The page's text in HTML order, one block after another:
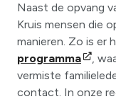
Naast de opvang
Kruis mensen die
manieren. Zo is er
programma
,
vermiste
contact. In onze